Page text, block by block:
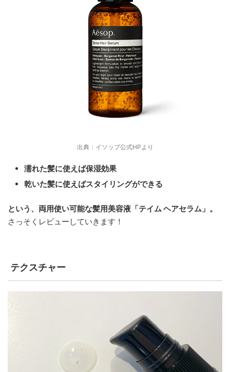
出典：イソップ公式HPより
濡れた髪に使えば保湿効果
乾いた髪に使えばスタイリングができる
という、 両用使い可能な髪用美容液「テイム ヘアセラム」 。
さっそくレビューしていきます！
テクスチャー